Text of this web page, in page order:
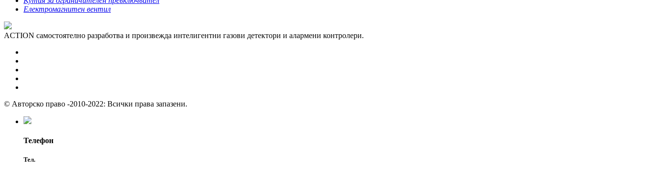
Електромагнитен вентил
ACTION самостоятелно разработва и произвежда интелигентни газови детектори и алармени контролери.
© Авторско право -2010-2022: Всички права запазени.
Телефон
Тел.